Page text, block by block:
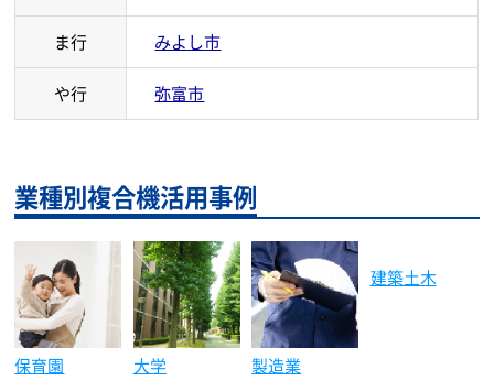
ま行 みよし市
や行 弥富市
業種別複合機活用事例
保育園 大学 製造業